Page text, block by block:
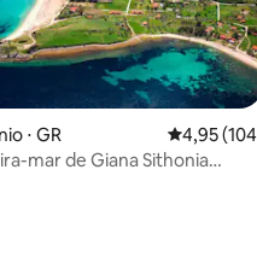
⋅ GR 4,95 de
4,95
mar de Giana Sithonia